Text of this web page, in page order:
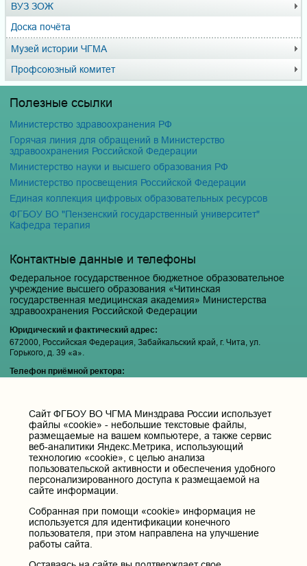
ВУЗ ЗОЖ
Доска почёта
Музей истории ЧГМА
Профсоюзный комитет
Полезные ссылки
Министерство здравоохранения РФ
Горячая линия для обращений в Министерство
здравоохранения Российской Федерации
Министерство науки и высшего образования РФ
Министерство просвещения Российской Федерации
Единая коллекция цифровых образовательных ресурсов
ФГБОУ ВО "Пензенский государственный университет"
Кафедра терапия
Контактные данные и телефоны
Федеральное государственное бюджетное образовательное
учреждение высшего образования «Читинская
государственная медицинская академия» Министерства
здравоохранения Российской Федерации
Юридический и фактический адрес:
672000, Российская Федерация, Забайкальский край, г. Чита, ул.
Горького, д. 39 «а».
Телефон приёмной ректора:
pochta@chitgma.ru
Официальная группа «ВКонтакте»:
https://vk.com/news_chgma
Официальный канал «Телеграмм»:
https://t.me/chgma75
Официальный канал «МАХ»:
https://max.ru/id7536010483_gos
Вход
Cайт ФГБОУ ВО ЧГМА Минздрава России использует
файлы «cookie» - небольшие текстовые файлы,
размещаемые на вашем компьютере, а также сервис
веб-аналитики Яндекс.Метрика, использующий
технологию «cookie», с целью анализа
пользовательской активности и обеспечения удобного
персонализированного доступа к размещаемой на
сайте информации.
Собранная при помощи «cookie» информация не
используется для идентификации конечного
пользователя, при этом направлена на улучшение
работы сайта.